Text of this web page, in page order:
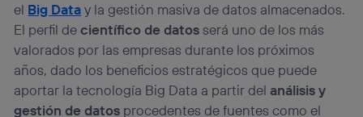
el Big Datay la gestión masiva de datos almacenados.
El perfil decientífico de datosserá uno de los más
valorados por las empresas durante los próximos
años, dado los beneficios estratégicos que puede
aportar la tecnología Big Data a partir del análisis y
gestión de datos procedentes de fuentes como el